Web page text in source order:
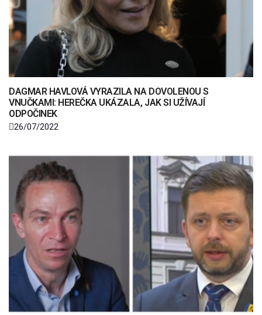
DAGMAR HAVLOVÁ VYRAZILA NA DOVOLENOU S
VNUČKAMI: HEREČKA UKÁZALA, JAK SI UŽÍVAJÍ
ODPOČINEK
26/07/2022